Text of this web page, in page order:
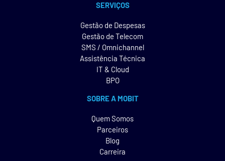
SERVIÇOS
Gestão de Despesas
Gestão de Telecom
SMS / Omnichannel
Assistência Técnica
IT & Cloud
BPO
SOBRE A MOBIT
Quem Somos
Parceiros
Blog
Carreira